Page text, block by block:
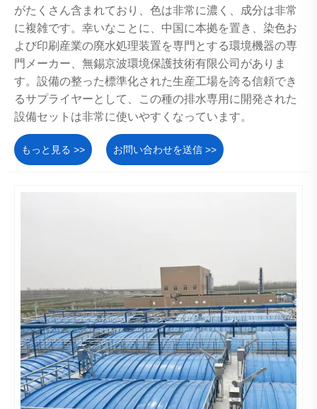
がたくさん含まれており、色は非常に濃く、成分は非常
に複雑です。幸いなことに、中国に本拠を置き、染色お
よび印刷産業の廃水処理装置を専門とする環境機器の専
門メーカー、無錫京波環境保護技術有限公司がありま
す。設備の整った標準化された生産工場を誇る信頼でき
るサプライヤーとして、この種の排水専用に開発された
設備セットは非常に使いやすくなっています。
もっと見る >> お問い合わせを送信 >>